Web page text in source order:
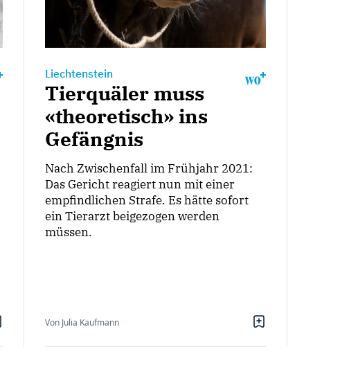
Liechtenstein
Tierquäler muss
«theoretisch» ins
Gefängnis
Nach Zwischenfall im Frühjahr 2021:
Das Gericht reagiert nun mit einer
empfindlichen Strafe. Es hätte sofort
ein Tierarzt beigezogen werden
müssen.
Von Julia Kaufmann